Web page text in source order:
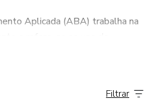
Aplicada (ABA) trabalha na
do comportamento para
2007, p. 20). O termo aplicada
socialmente significativa.Filtrar